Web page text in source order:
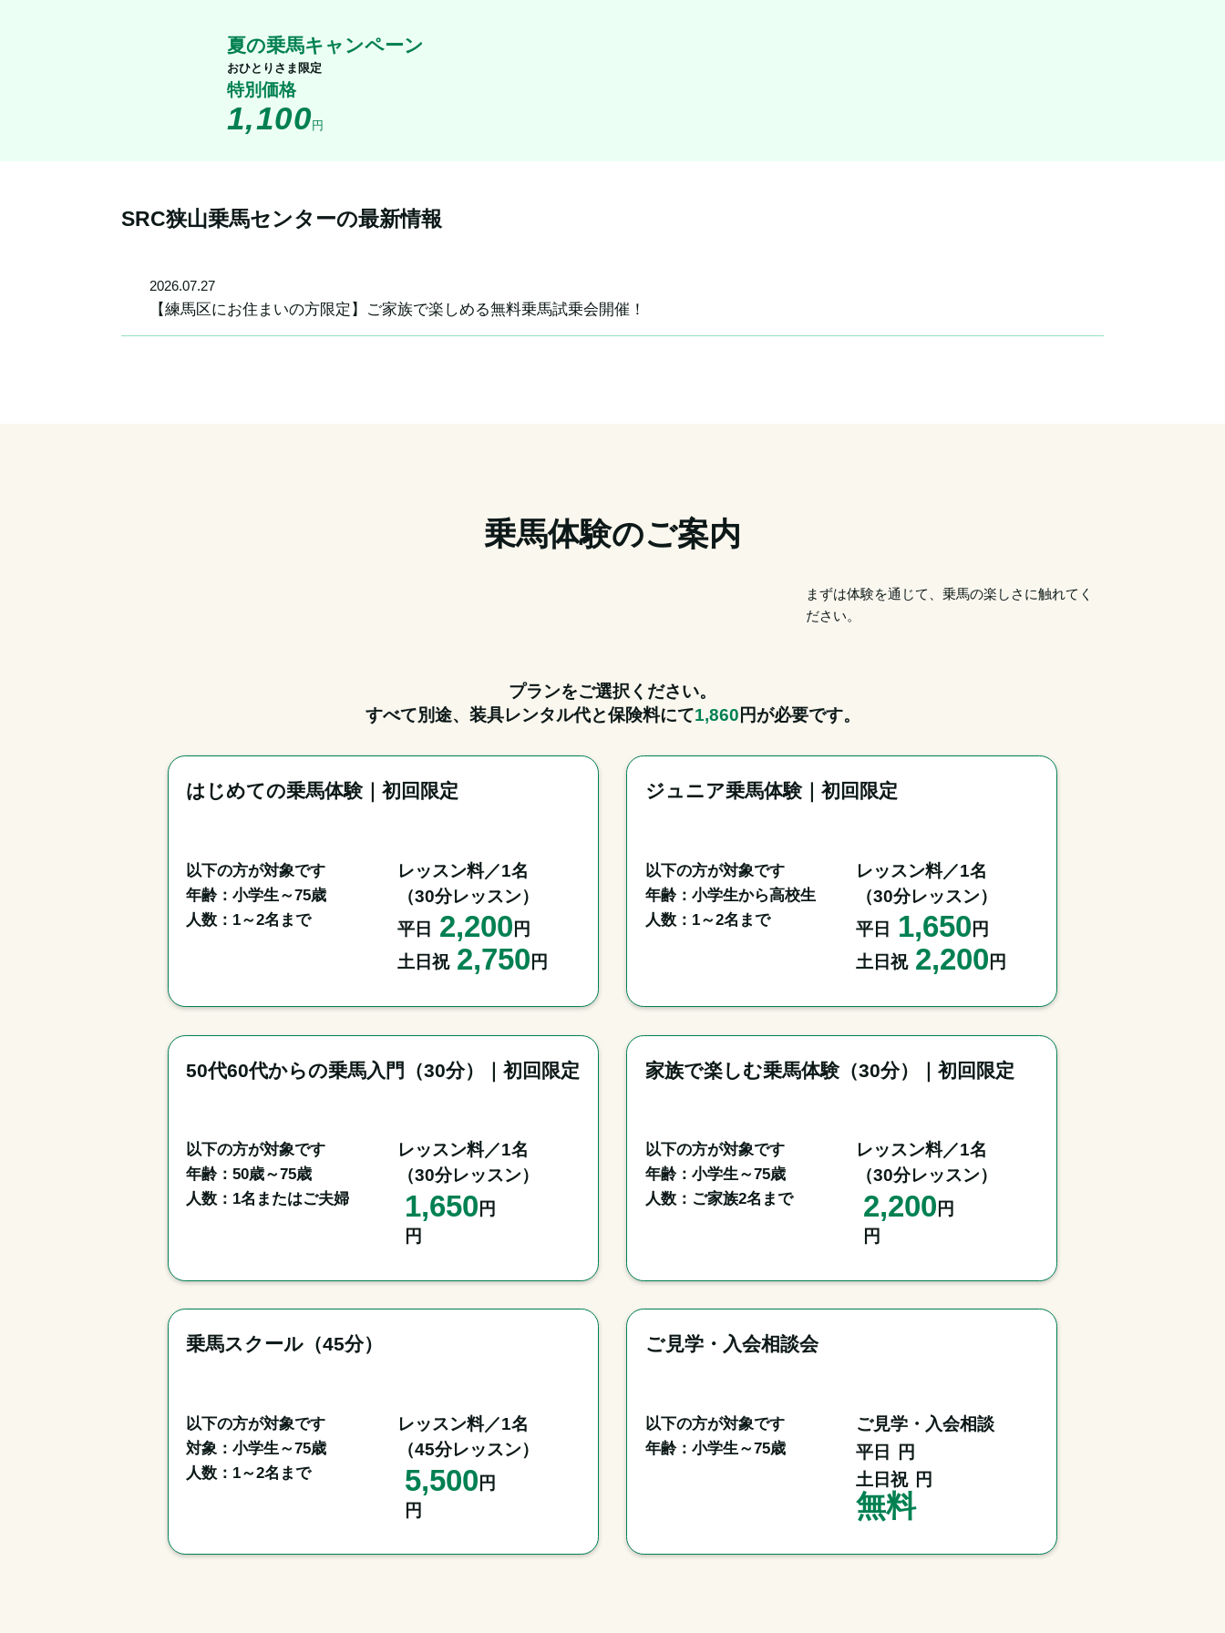
夏の乗馬キャンペーン
おひとりさま限定
特別価格
1,100円
SRC狭山乗馬センターの最新情報
2026.07.27
【練馬区にお住まいの方限定】ご家族で楽しめる無料乗馬試乗会開催！
乗馬体験のご案内
まずは体験を通じて、乗馬の楽しさに触れてく
ださい。
プランをご選択ください。
すべて別途、装具レンタル代と保険料にて1,860 円が必要です。
はじめての乗馬体験｜初回限定
以下の方が対象です
年齢：小学生～75歳
人数：1～2名まで
レッスン料／1名
（30分レッスン）
平日
2,200 円
土日祝 2,750 円
ジュニア乗馬体験｜初回限定
以下の方が対象です
年齢：小学生から高校生
人数：1～2名まで
レッスン料／1名
（30分レッスン）
平日
1,650 円
土日祝 2,200 円
50代60代からの乗馬入門（30分）｜初回限定
以下の方が対象です
年齢：50歳～75歳
人数：1名またはご夫婦
レッスン料／1名
（30分レッスン）
1,650 円
円
家族で楽しむ乗馬体験（30分）｜初回限定
以下の方が対象です
年齢：小学生～75歳
人数：ご家族2名まで
レッスン料／1名
（30分レッスン）
2,200 円
円
乗馬スクール（45分）
以下の方が対象です
対象：小学生～75歳
人数：1～2名まで
レッスン料／1名
（45分レッスン）
5,500 円
円
ご見学・入会相談会
以下の方が対象です
年齢：小学生～75歳
ご見学・入会相談
平日
円
土日祝 円
無料